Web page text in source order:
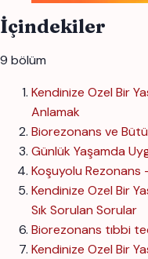
İçindekiler
9 bölüm
Kendinize Ozel Bir
Anlamak
Biorezonans ve
Günlük Yaşamda
Koşuyolu Rezonans
Kendinize Ozel Bir
Sık Sorulan Sorular
Biorezonans tıbbi
Kendinize Ozel Bir